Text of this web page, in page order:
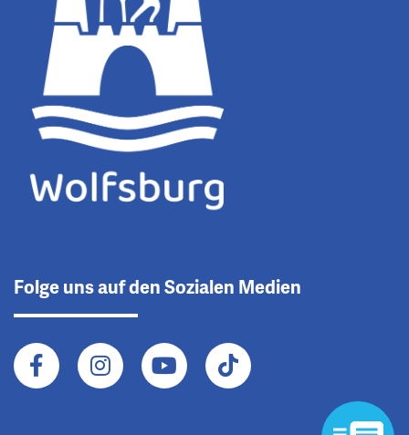
Folge uns auf den Sozialen Medien